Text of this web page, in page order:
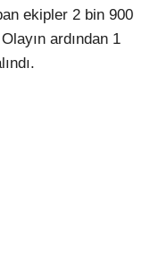
ekipler 2 bin 900
ardından 1